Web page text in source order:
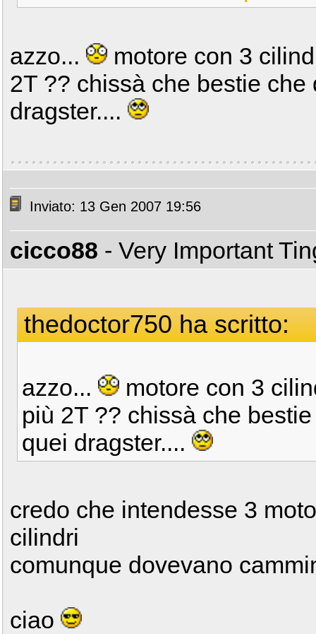
azzo...
motore con 3
2T ?? chissà che bestie
dragster....
Inviato: 13 Gen 2007 19:56
cicco88 - Very Important
thedoctor750 ha scritto:
azzo...
motore con 3
più 2T ?? chissà che
quei dragster....
credo che intendesse 3
cilindri
comunque dovevano
ciao